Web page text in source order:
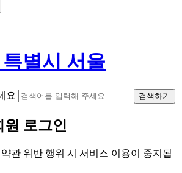
별시 서울
요 검색하기
원 로그인
관 위반 행위 시 서비스 이용이 중지됩